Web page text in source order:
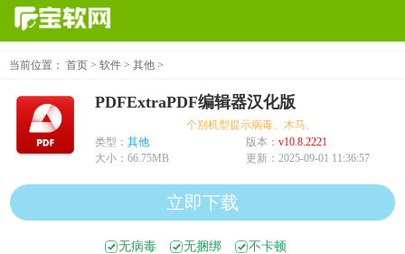
当前位置： 首页 > 软件 > 其他 >
PDFExtraPDF编辑器汉化版
个别机型提示病毒、木马、危险，均为误报可放
类型： 其他 版本： v10.8.2221
大小： 66.75MB 更新： 2025-09-01 11:36:57
立即下载
无病毒 无捆绑 不卡顿